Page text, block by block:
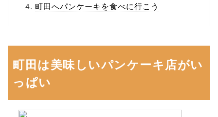
町田へパンケーキを食べに行こう
町田は美味しいパンケーキ店がい
っぱい